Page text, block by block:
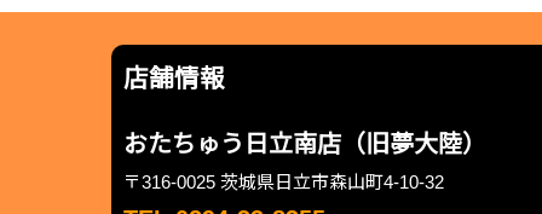
店舗情報
おたちゅう日立南店（旧夢大陸）
〒316-0025 茨城県日立市森山町4-10-32